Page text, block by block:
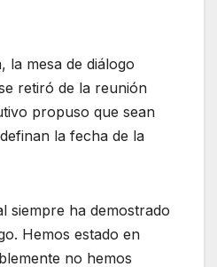
la mesa de diálogo
retiró de la reunión
propuso que sean
la fecha de la
siempre ha demostrado
Hemos estado en
no hemos